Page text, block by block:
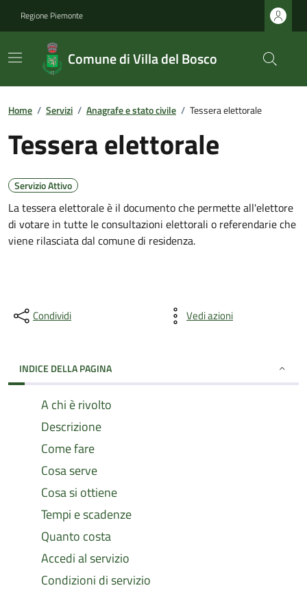
Regione Piemonte
Comune di Villa del Bosco
Home / Servizi / Anagrafe e stato civile / Tessera elettorale
Tessera elettorale
Servizio Attivo
La tessera elettorale è il documento che permette all'elettore
di votare in tutte le consultazioni elettorali o referendarie che
viene rilasciata dal comune di residenza.
Condividi Vedi azioni
INDICE DELLA PAGINA
A chi è rivolto
Descrizione
Come fare
Cosa serve
Cosa si ottiene
Tempi e scadenze
Quanto costa
Accedi al servizio
Condizioni di servizio